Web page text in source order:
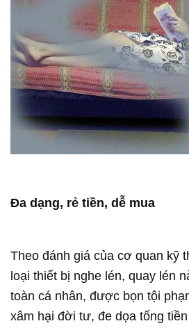
Đa dạng, rẻ tiền, dễ mua
Theo đánh giá của cơ quan kỹ
loại thiết bị nghe lén, quay lén
toàn cá nhân, được bọn tội
xâm hại đời tư, đe dọa tống